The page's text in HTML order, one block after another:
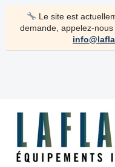
Le site est
demande, appelez-nous